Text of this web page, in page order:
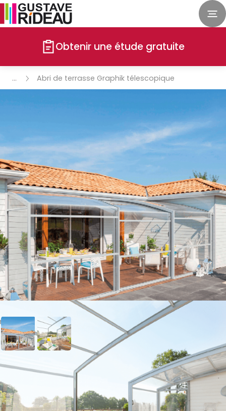
Obtenir une étude gratuite
Abri de terrasse Graphik télescopique
Abri de terrasse Graphik
télescopique